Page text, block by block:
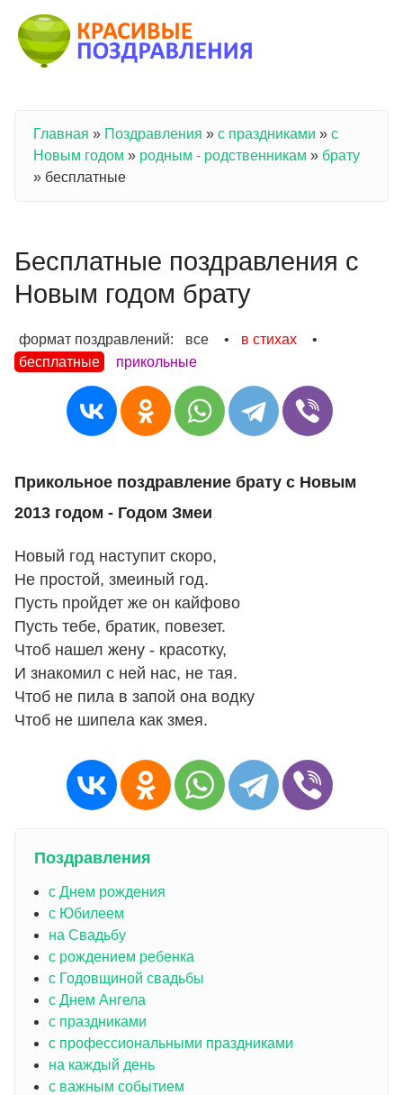
Вы здесь
Главная » Поздравления » с праздниками » с
Новым годом » родным - родственникам » брату
» бесплатные
Бесплатные поздравления с
Новым годом брату
формат поздравлений: все • в стихах
•
бесплатные
прикольные
Прикольное поздравление брату с Новым
2013 годом - Годом Змеи
Новый год наступит скоро,
Не простой, змеиный год.
Пусть пройдет же он кайфово
Пусть тебе, братик, повезет.
Чтоб нашел жену - красотку,
И знакомил с ней нас, не тая.
Чтоб не пила в запой она водку
Чтоб не шипела как змея.
Поздравления
с Днем рождения
с Юбилеем
на Свадьбу
с рождением ребенка
с Годовщиной свадьбы
с Днем Ангела
с праздниками
с профессиональными праздниками
на каждый день
с важным событием